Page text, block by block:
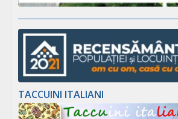
TACCUINI ITALIANI